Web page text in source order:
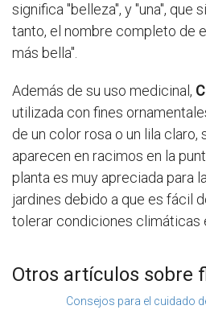
significa "belleza", y "una", que
tanto, el nombre completo de
más bella".
Además de su uso medicinal,
utilizada con fines
de un color rosa o un lila claro,
aparecen en racimos en la
planta es muy apreciada para
jardines debido a que es fácil
tolerar condiciones climáticas
Otros artículos sobre
Consejos para el cuidado